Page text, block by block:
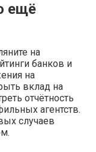
ещё
на
банков и
на
вклад на
отчётность
агентств.
случаев